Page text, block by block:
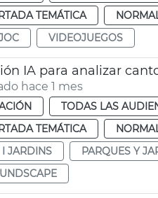
TEMÁTICA
VIDEOJUEGOS
IA para analizar
hace 1 mes
TODAS LAS
TEMÁTICA
I JARDINS
PARQUES Y